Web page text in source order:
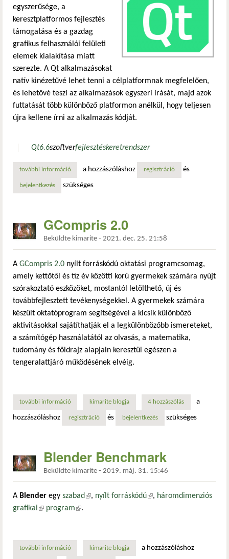
egyszerűsége, a
keresztplatformos fejlesztés
támogatása és a gazdag
grafikus felhasználói felületi
elemek kialakítása miatt
szerezte. A Qt alkalmazásokat
natív kinézetűvé lehet tenni a célplatformnak megfelelően,
és lehetővé teszi az alkalmazások egyszeri írását, majd azok
futtatását több különböző platformon anélkül, hogy teljesen
újra kellene írni az alkalmazás kódját.
Qt6.6szoftverfejlesztéskeretrendszer
további információmegjelent a qt 6.6 tartalommal kapcsolatosan
a hozzászóláshoz regisztráció és
bejelentkezés szükséges
GCompris 2.0
Beküldte kimarite - 2021. dec. 25. 21:58
A GCompris 2.0 nyílt forráskódú oktatási programcsomag,
amely kettőtől és tíz év közötti korú gyermekek számára nyújt
szórakoztató eszközöket, mostantól letölthető, új és
továbbfejlesztett tevékenységekkel. A gyermekek számára
készült oktatóprogram segítségével a kicsik különböző
aktivitásokkal sajátíthatják el a legkülönbözőbb ismereteket,
a számítógép használatától az olvasás, a matematika,
tudomány és földrajz alapjain keresztül egészen a
tengeralattjáró működésének elvéig.
további információgcompris 2.0 tartalommal kapcsolatosan
kimarite blogja 4 hozzászólás a
hozzászóláshoz regisztráció és bejelentkezés szükséges
Blender Benchmark
Beküldte kimarite - 2019. máj. 31. 15:46
A Blender egy szabad(külső hivatkozás)
, nyílt forráskódú(külső hivatkozás)
, háromdimenziós
grafikai(külső hivatkozás)
program(külső hivatkozás)
.
további információblender benchmark tartalommal kapcsolatosan
kimarite blogja a hozzászóláshoz